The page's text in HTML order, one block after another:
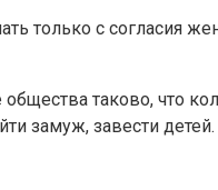
только с согласия
таково, что
замуж, завести детей.